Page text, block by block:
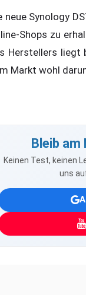
neue Synology
Shops zu
Herstellers liegt
Markt wohl
Bleib am
Keinen Test, keinen
uns